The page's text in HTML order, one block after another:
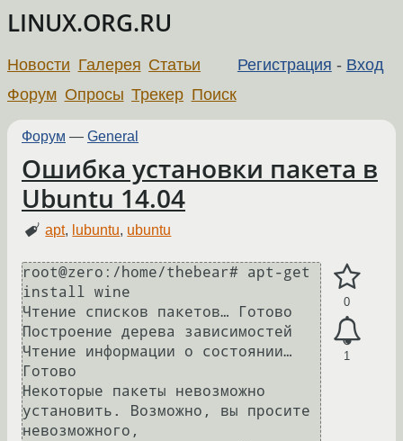
LINUX.ORG.RU
Регистрация - Вход
Новости Галерея Статьи
Форум Опросы Трекер Поиск
Форум — General
Ошибка установки пакета в
Ubuntu 14.04
apt, lubuntu, ubuntu
0
1
root@zero:/home/thebear# apt-get
install wine
Чтение списков пакетов… Готово
Построение дерева зависимостей
Чтение информации о состоянии…
Готово
Некоторые пакеты невозможно
установить. Возможно, вы просите
невозможного,